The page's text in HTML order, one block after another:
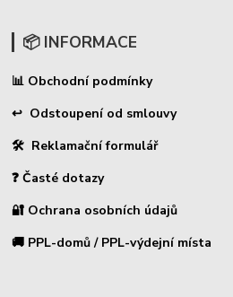
📦 INFORMACE
📊 Obchodní podmínky
↩ Odstoupení od smlouvy
🛠 Reklamační formulář
❓ Časté dotazy
🔐 Ochrana osobních údajů
🚚 PPL-domů / PPL-výdejní místa